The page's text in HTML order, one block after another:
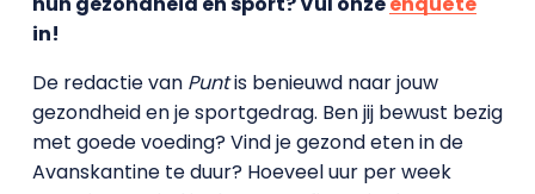
in!
De redactie van Puntis benieuwd naar jouw
gezondheid en je sportgedrag. Ben jij bewust bezig
met goede voeding? Vind je gezond eten in de
Avanskantine te duur? Hoeveel uur per week